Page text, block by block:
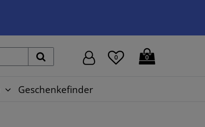
0 0
Geschenkefinder